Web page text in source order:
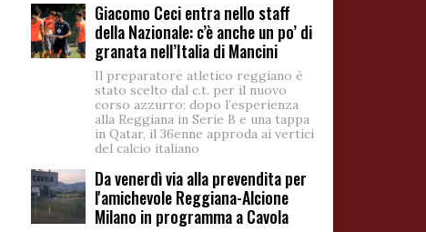
Giacomo Ceci entra nello staff
della Nazionale: c’è anche un po’ di
granata nell’Italia di Mancini
Il preparatore atletico reggiano è
stato scelto dal c.t. per il nuovo
corso azzurro: dopo l’esperienza
alla Reggiana in Serie B e una tappa
in Qatar, il 36enne approda ai vertici
del calcio italiano
Da venerdì via alla prevendita per
l'amichevole Reggiana-Alcione
Milano in programma a Cavola